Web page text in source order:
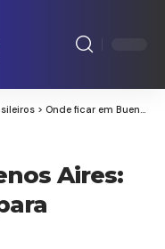
> Onde ficar em Buenos Aires: melhores bairros para brasileiros
Aires: